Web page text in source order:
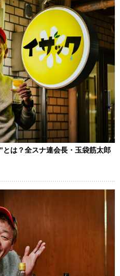
は？全スナ連会長・玉袋筋太郎